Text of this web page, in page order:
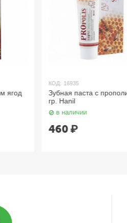
180
КОД:
Зубная паста с
лаванда и мята
в наличии
1 260